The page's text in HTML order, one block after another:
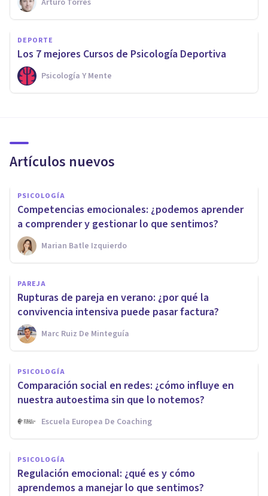
DEPORTE
Los 7 mejores Cursos de Psicología Deportiva
Psicología Y Mente
Artículos nuevos
PSICOLOGÍA
Competencias emocionales: ¿podemos aprender
a comprender y gestionar lo que sentimos?
Marian Batle Izquierdo
PAREJA
Rupturas de pareja en verano: ¿por qué la
convivencia intensiva puede pasar factura?
Marc Ruiz De Minteguía
PSICOLOGÍA
Comparación social en redes: ¿cómo influye en
nuestra autoestima sin que lo notemos?
Escuela Europea De Coaching
PSICOLOGÍA
Regulación emocional: ¿qué es y cómo
aprendemos a manejar lo que sentimos?